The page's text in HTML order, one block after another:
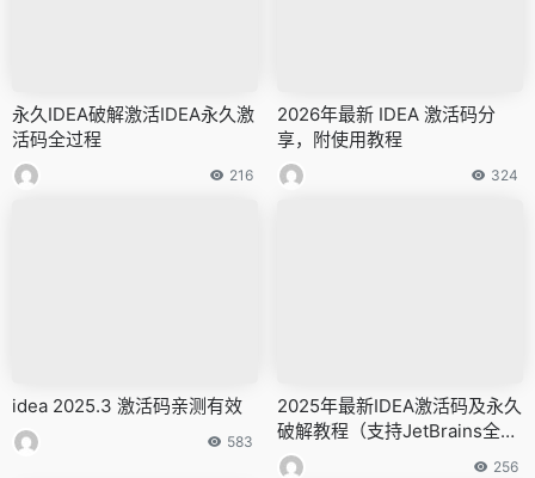
永久IDEA破解激活IDEA永久激
活码全过程
216
2026年最新 IDEA 激活码分
享，附使用教程
324
idea 2025.3 激活码亲测有效
583
2025年最新IDEA激活码及永久
破解教程（支持JetBrains全家
桶）
256